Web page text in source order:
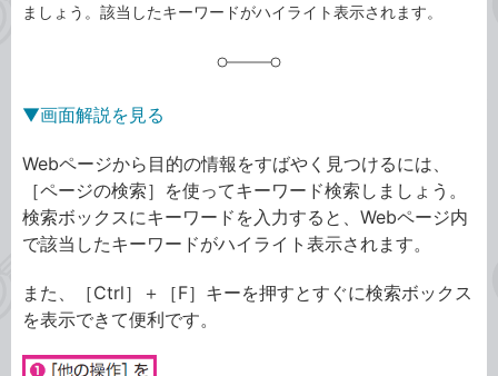
ましょう。該当したキーワードがハイライト表示されます。
▼画面解説を見る
Webページから目的の情報をすばやく見つけるには、
［ページの検索］を使ってキーワード検索しましょう。
検索ボックスにキーワードを入力すると、Webページ内
で該当したキーワードがハイライト表示されます。
また、［Ctrl］＋［F］キーを押すとすぐに検索ボックス
を表示できて便利です。